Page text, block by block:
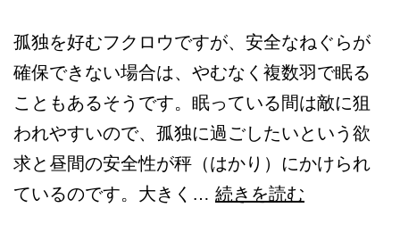
孤独を好むフクロウですが、安全なねぐらが
確保できない場合は、やむなく複数羽で眠る
こともあるそうです。眠っている間は敵に狙
われやすいので、孤独に過ごしたいという欲
求と昼間の安全性が秤（はかり）にかけられ
ているのです。大きく… 続きを読む